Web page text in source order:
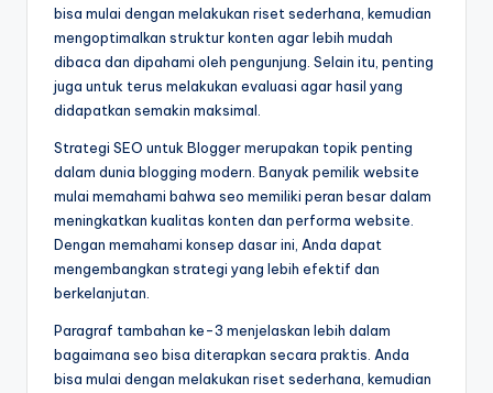
bisa mulai dengan melakukan riset sederhana, kemudian
mengoptimalkan struktur konten agar lebih mudah
dibaca dan dipahami oleh pengunjung. Selain itu, penting
juga untuk terus melakukan evaluasi agar hasil yang
didapatkan semakin maksimal.
Strategi SEO untuk Blogger merupakan topik penting
dalam dunia blogging modern. Banyak pemilik website
mulai memahami bahwa seo memiliki peran besar dalam
meningkatkan kualitas konten dan performa website.
Dengan memahami konsep dasar ini, Anda dapat
mengembangkan strategi yang lebih efektif dan
berkelanjutan.
Paragraf tambahan ke-3 menjelaskan lebih dalam
bagaimana seo bisa diterapkan secara praktis. Anda
bisa mulai dengan melakukan riset sederhana, kemudian